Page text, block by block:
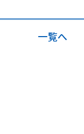
一覧へ